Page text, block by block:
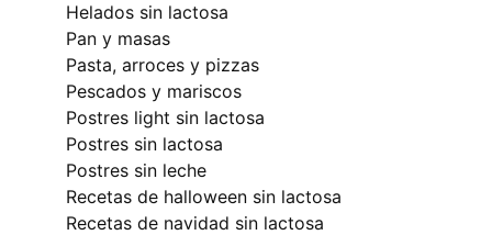
helados sin lactosa
pan y masas
pasta, arroces y pizzas
pescados y mariscos
postres light sin lactosa
postres sin lactosa
postres sin leche
recetas de halloween sin lactosa
recetas de navidad sin lactosa